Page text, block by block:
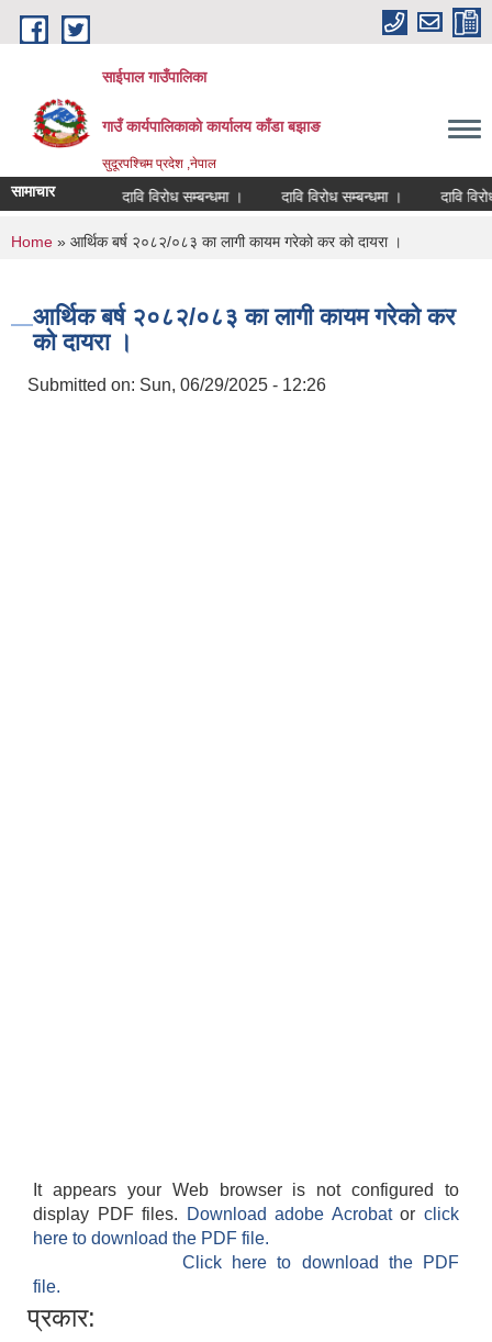
Skip to main content
साईपाल गाउँपालिका
गाउँ कार्यपालिकाकाे कार्यालय काँडा बझाङ
सुदूरपश्चिम प्रदेश ,नेपाल
सामाचार
सम्बन्धमा । दावि विरोध सम्बन्धमा । दावि विरोध सम्बन्धमा । दावि
You are here
Home » आर्थिक बर्ष २०८२/०८३ का लागी कायम गरेको कर को दायरा ।
आर्थिक बर्ष २०८२/०८३ का लागी कायम गरेको कर
को दायरा ।
Submitted on: Sun, 06/29/2025 - 12:26
It appears your Web browser is not configured to
display PDF files.
Download adobe Acrobatorclick
here to download the PDF file.
Click here to download the PDF
file.
प्रकार: